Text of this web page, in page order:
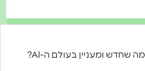
רוצים לקבל עדכונים על כל מה שחדש ומעניין בעולם ה-AI?